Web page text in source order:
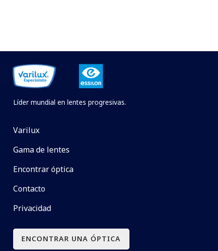
Líder mundial en lentes progresivas.
Varilux
Gama de lentes
Encontrar óptica
Contacto
Privacidad
ENCONTRAR UNA ÓPTICA